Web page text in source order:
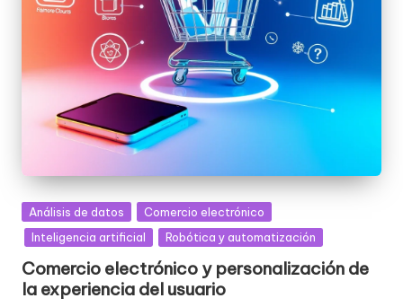
Posted
in
Análisis de datos
Comercio electrónico
Inteligencia artificial
Robótica y automatización
Comercio electrónico y personalización de
la experiencia del usuario